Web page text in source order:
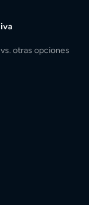
otras opciones